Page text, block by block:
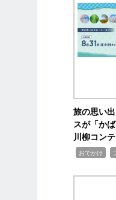
旅の思い
スが「か
川柳コン
おでかけ